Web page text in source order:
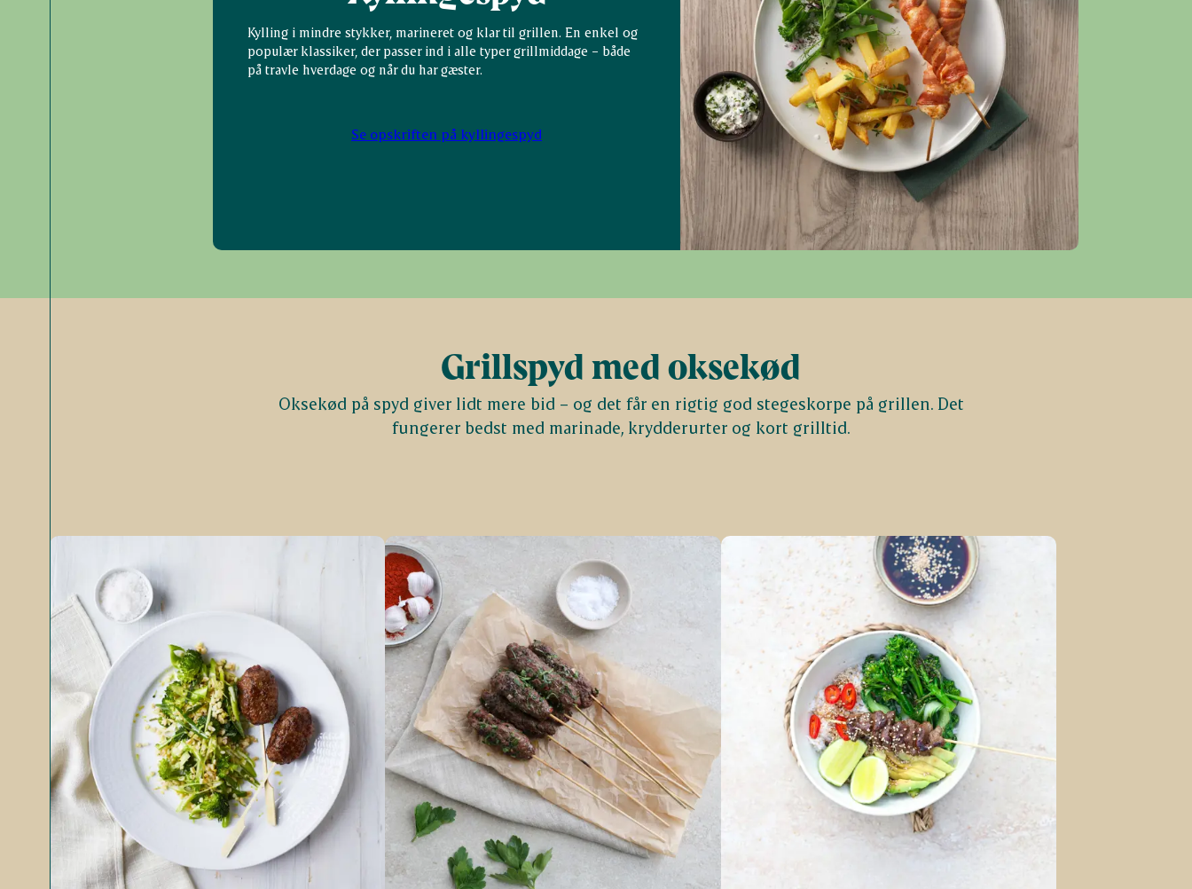
Kylling i mindre stykker, marineret og klar til grillen. En enkel og
populær klassiker, der passer ind i alle typer grillmiddage – både
på travle hverdage og når du har gæster.
Se opskriften på kyllingespyd
Grillspyd med oksekød
Oksekød på spyd giver lidt mere bid – og det får en rigtig god stegeskorpe på grillen. Det
fungerer bedst med marinade, krydderurter og kort grilltid.